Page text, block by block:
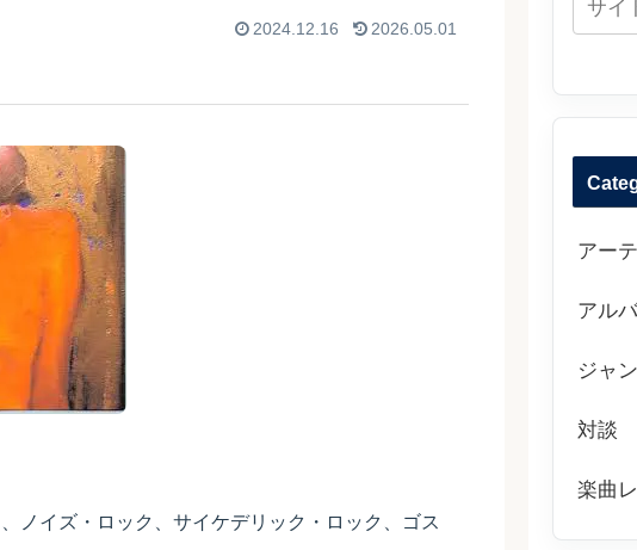
2024.12.16 2026.05.01
ノイズ・ロック、サイケデリック・ロック、ゴス
アー
アル
ジャ
対談
楽曲